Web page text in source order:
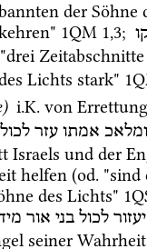
der Söhne
1QM 1,3;
"drei
Lichts stark"
i.K. von
ומלאכ אמתו עזר לכול
Israels und der
helfen (od. "sind
des Lichts"
יעזור לכול בני אור
seiner